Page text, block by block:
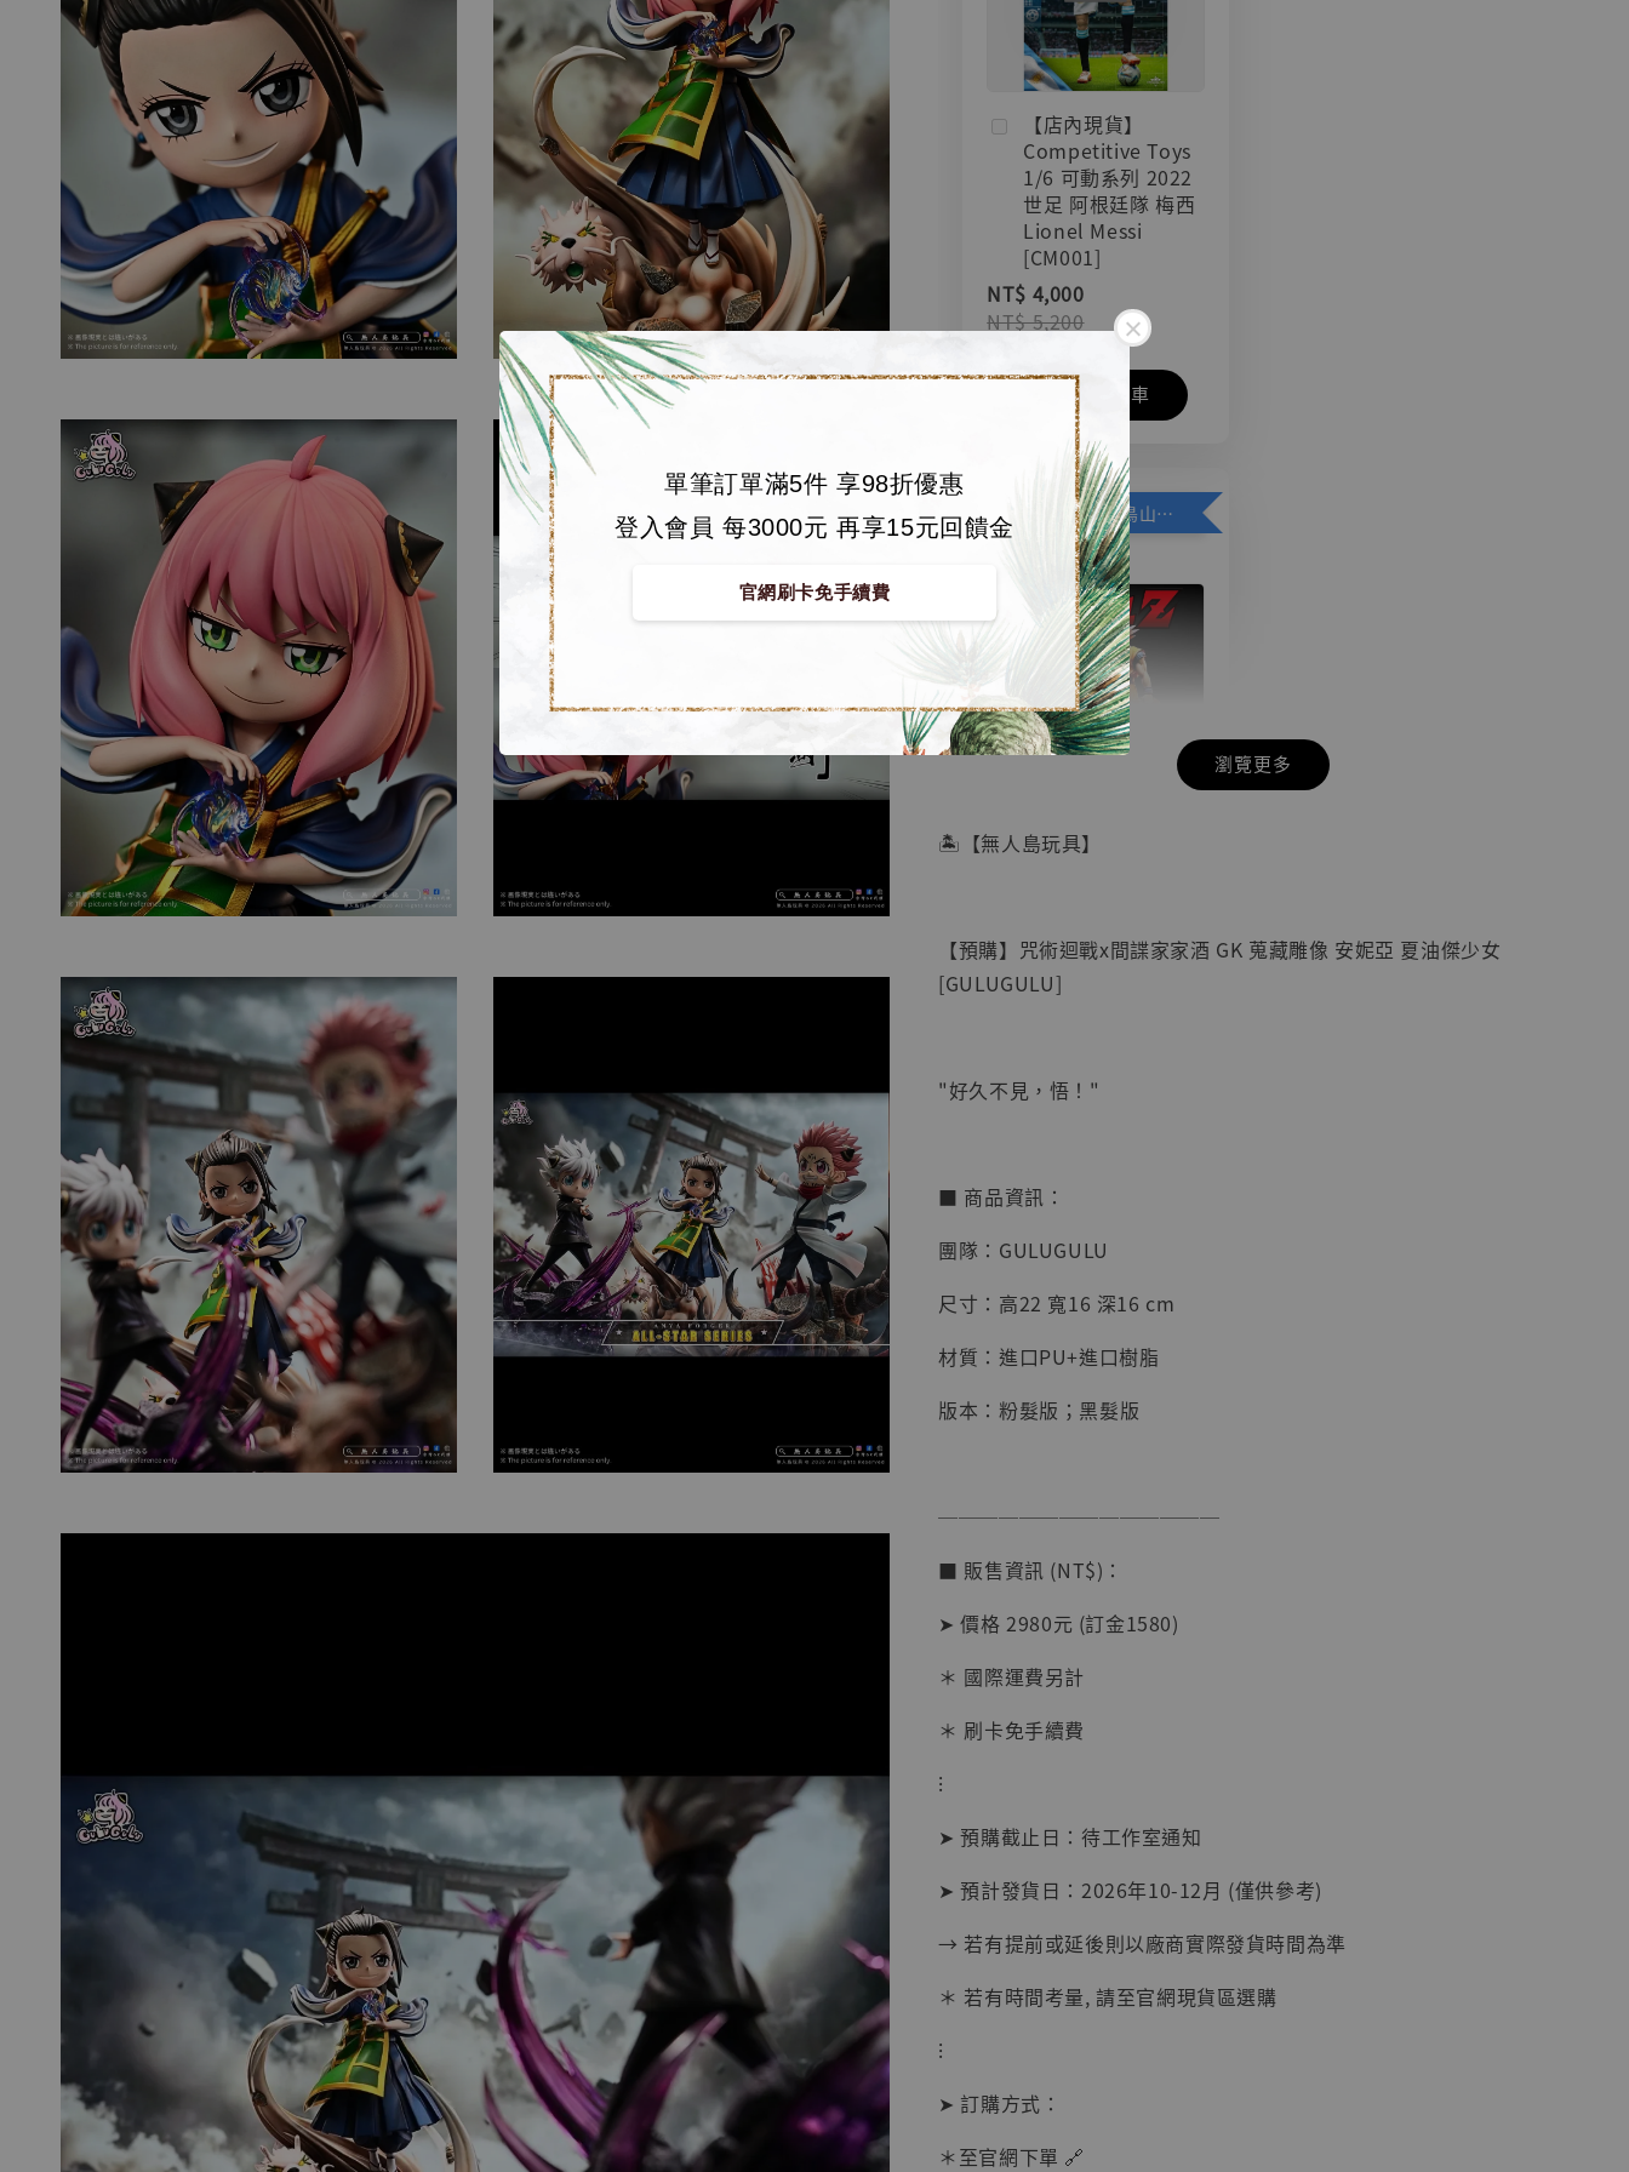
單筆訂單滿5件 享98折優惠
登入會員 每3000元 再享15元回饋金
官網刷卡免手續費
【店內現貨】
Competitive Toys
1/6 可動系列 2022
世足 阿根廷隊 梅西
Lionel Messi
[CM001]
NT$ 4,000
NT$ 5,200
加入購物車
加購優惠【悟空 鳥山明紀念款 [奇蹟工作室]】
【店內現貨】七龍珠
系列蒐藏雕像 悟空
NT$ 4,280
NT$ 5,580
- +
系列蒐藏雕像 布魯
克達摩 [7STARS
Studio]
NT$ 1,500
-
加入購物車
加購優惠【讓子彈飛 鵝城縣長 張麻子 [BK01]】
瀏覽更多
🏝【無人島玩具】
【預購】咒術迴戰x間諜家家酒 GK 蒐藏雕像 安妮亞 夏油傑少女
[GULUGULU]
"好久不見，悟！"
■ 商品資訊：
團隊：GULUGULU
尺寸：高22 寬16 深16 cm
材質：進口PU+進口樹脂
版本：粉髮版；黑髮版
──────────────
■ 販售資訊 (NT$)：
➤ 價格 2980元 (訂金1580)
＊ 國際運費另計
＊ 刷卡免手續費
⁝
➤ 預購截止日：待工作室通知
➤ 預計發貨日：2026年10-12月 (僅供參考)
→ 若有提前或延後則以廠商實際發貨時間為準
＊ 若有時間考量, 請至官網現貨區選購
⁝
➤ 訂購方式：
＊至官網下單 🔗